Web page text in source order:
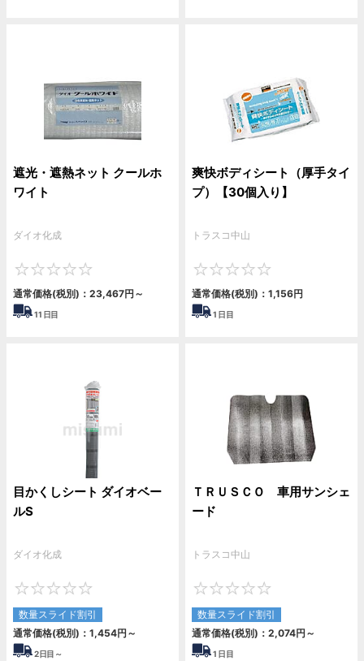
遮光・遮熱ネット クールホ
ワイト
ダイオ化成
通常価格(税別)： 23,467円 ～
11 日目
爽快ボディシート（厚手タイ
プ）【30個入り】
トラスコ中山
通常価格(税別)： 1,156円
1 日目
目かくしシート ダイオベー
ルS
ダイオ化成
数量スライド割引
通常価格(税別)： 1,454円 ～
2日目～
ＴＲＵＳＣＯ 車用サンシェ
ード
トラスコ中山
数量スライド割引
通常価格(税別)： 2,074円 ～
1 日目